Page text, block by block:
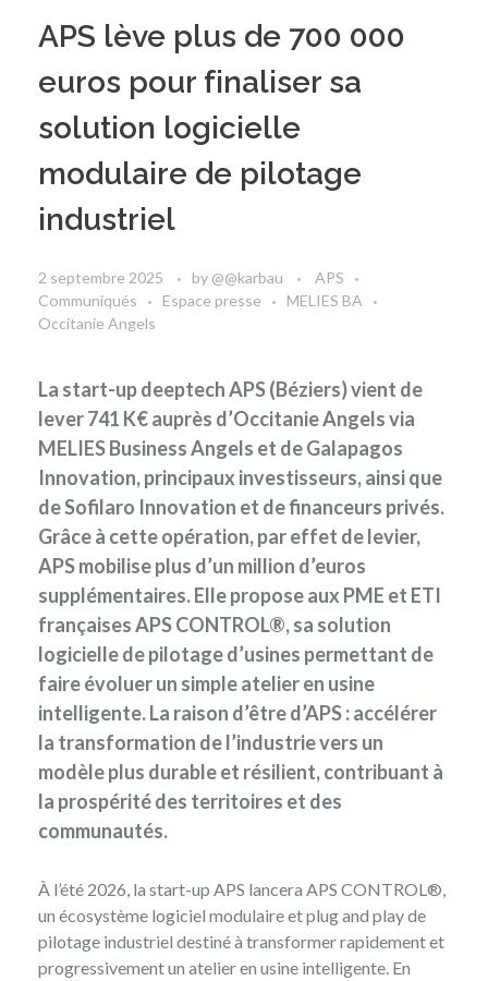
APS lève plus de 700 000
euros pour finaliser sa
solution logicielle
modulaire de pilotage
industriel
2 septembre 2025 by @@karbau
APS
Communiqués
Espace presse
MELIES BA
Occitanie Angels
La start-up deeptech APS (Béziers) vient de
lever 741 K€ auprès d’Occitanie Angels via
MELIES Business Angels et de Galapagos
Innovation, principaux investisseurs, ainsi que
de Sofilaro Innovation et de financeurs privés.
Grâce à cette opération, par effet de levier,
APS mobilise plus d’un million d’euros
supplémentaires. Elle propose aux PME et ETI
françaises APS CONTROL®, sa solution
logicielle de pilotage d’usines permettant de
faire évoluer un simple atelier en usine
intelligente. La raison d’être d’APS : accélérer
la transformation de l’industrie vers un
modèle plus durable et résilient, contribuant à
la prospérité des territoires et des
communautés.
À l’été 2026, la start-up APS lancera APS CONTROL®,
un écosystème logiciel modulaire et plug and play de
pilotage industriel destiné à transformer rapidement et
progressivement un atelier en usine intelligente. En